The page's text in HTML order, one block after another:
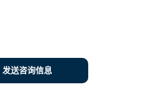
发送咨询信息